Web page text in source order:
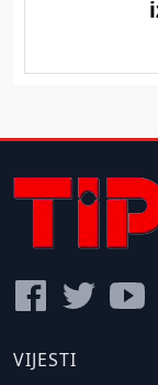
VIJESTI